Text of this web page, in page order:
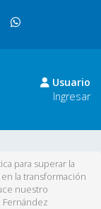
Usuario
Ingresar
para superar la
la transformación
nuestro